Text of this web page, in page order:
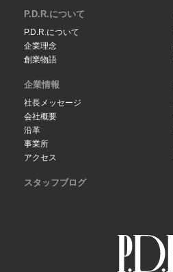
P.D.R.について
P.D.R.について
企業理念
創業物語
企業情報
社長メッセージ
会社概要
沿革
事業所
アクセス
スタッフブログ